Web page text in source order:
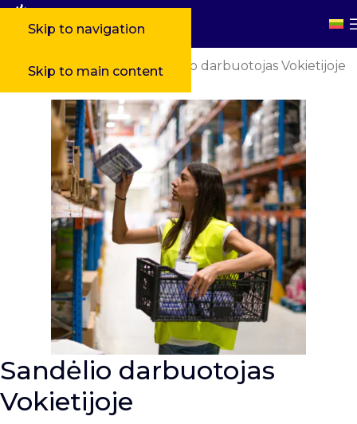
Skip to navigation
Skip to main content
Darbas užsienyje»Sandėlio darbuotojas Vokietijoje
Sandėlio darbuotojas
Vokietijoje